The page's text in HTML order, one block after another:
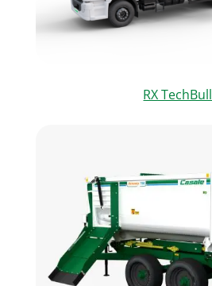
RX TechBull